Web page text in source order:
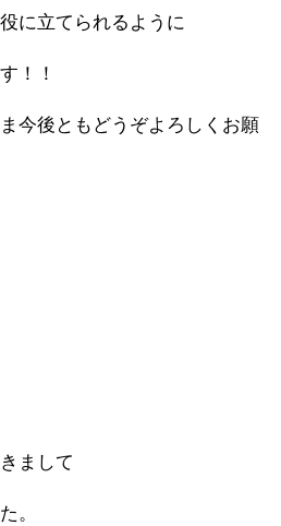
に立てられるように
！！
今後ともどうぞよろしくお願
まして
。